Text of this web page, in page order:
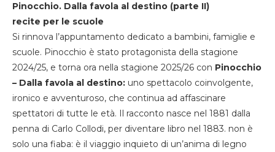
Pinocchio. Dalla favola al destino (parte II)
recite per le scuole
Si rinnova l’appuntamento dedicato a bambini, famiglie e
scuole. Pinocchio è stato protagonista della stagione
2024/25, e torna ora nella stagione 2025/26 con Pinocchio
– Dalla favola al destino: uno spettacolo coinvolgente,
ironico e avventuroso, che continua ad affascinare
spettatori di tutte le età. Il racconto nasce nel 1881 dalla
penna di Carlo Collodi, per diventare libro nel 1883. non è
solo una fiaba: è il viaggio inquieto di un’anima di legno